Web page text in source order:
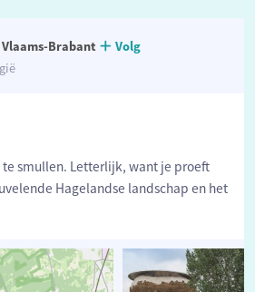
Vlaams-Brabant
Volg
te smullen. Letterlijk, want je proeft
Hagelandse landschap en het